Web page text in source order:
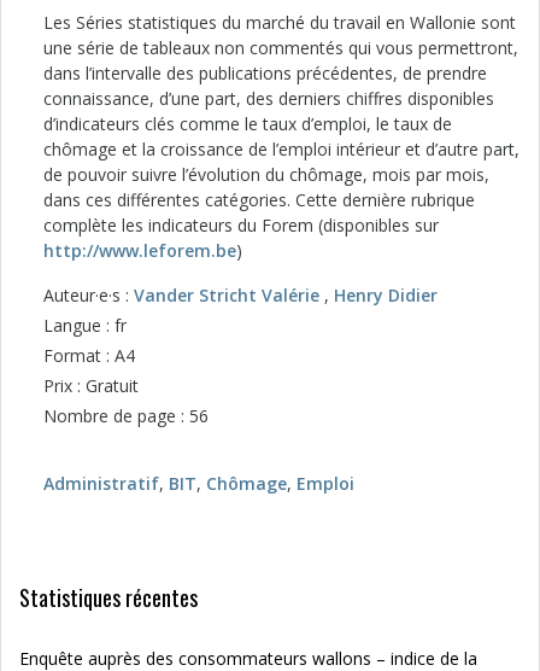
Les Séries statistiques du marché du travail en Wallonie sont
une série de tableaux non commentés qui vous permettront,
dans l’intervalle des publications précédentes, de prendre
connaissance, d’une part, des derniers chiffres disponibles
d’indicateurs clés comme le taux d’emploi, le taux de
chômage et la croissance de l’emploi intérieur et d’autre part,
de pouvoir suivre l’évolution du chômage, mois par mois,
dans ces différentes catégories. Cette dernière rubrique
complète les indicateurs du Forem (disponibles sur
http://www.leforem.be)
Auteur·e·s : Vander Stricht Valérie , Henry Didier
Langue : fr
Format : A4
Prix : Gratuit
Nombre de page : 56
Administratif, BIT, Chômage, Emploi
Statistiques récentes
Enquête auprès des consommateurs wallons – indice de la